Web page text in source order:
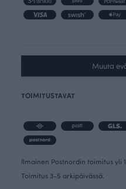
Muuta
TOIMITUSTAVAT
Ilmainen Postnordin toimitus yli
Toimitus 3-5 arkipäivässä.